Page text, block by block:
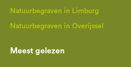
Natuurbegraven in Limburg
Natuurbegraven in Overijssel
Meest gelezen